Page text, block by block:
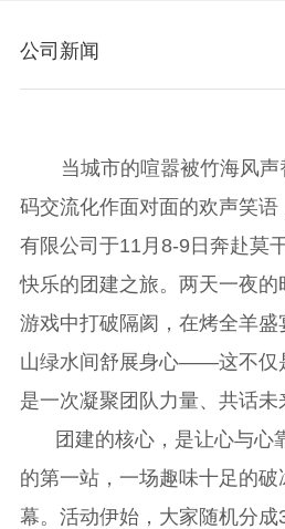
公司新闻
当城市的喧嚣被竹海风声
码交流化作面对面的欢声笑
有限公司于11月8-9日奔赴莫
快乐的团建之旅。两天一夜
游戏中打破隔阂，在烤全羊
山绿水间舒展身心——这不仅
是一次凝聚团队力量、共话未
团建的核心，是让心与心
的第一站，一场趣味十足的
幕。活动伊始，大家随机分成